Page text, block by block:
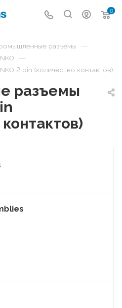
0
разъемы —
—
2 pin (количество контактов)
разъемы